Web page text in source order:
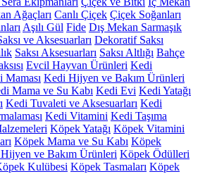
Ağaçları Canlı Çiçek Çiçek Soğanları
Aşılı Gül Fide Dış Mekan Sarmaşık
ve Aksesuarları Dekoratif Saksı
Saksı Aksesuarları Saksı Altlığı Bahçe
Evcil Hayvan Ürünleri Kedi
Maması Kedi Hijyen ve Bakım Ürünleri
Mama ve Su Kabı Kedi Evi Kedi Yatağı
Kedi Tuvaleti ve Aksesuarları Kedi
Kedi Vitamini Kedi Taşıma
Köpek Yatağı Köpek Vitamini
Köpek Mama ve Su Kabı Köpek
ve Bakım Ürünleri Köpek Ödülleri
Kulübesi Köpek Tasmaları Köpek